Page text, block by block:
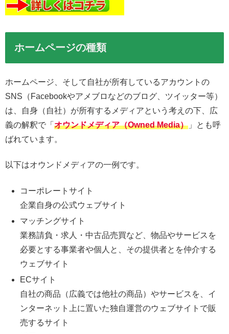
ホームページの種類
ホームページ、そして自社が所有しているアカウントの
SNS（Facebookやアメブロなどのブログ、ツイッター等）
は、自身（自社）が所有するメディアという考えの下、広
義の解釈で「 オウンドメディア（Owned Media） 」とも呼
ばれています。
以下はオウンドメディアの一例です。
コーポレートサイト
企業自身の公式ウェブサイト
マッチングサイト
業務請負・求人・中古品売買など、物品やサービスを
必要とする事業者や個人と、その提供者とを仲介する
ウェブサイト
ECサイト
自社の商品（広義では他社の商品）やサービスを、イ
ンターネット上に置いた独自運営のウェブサイトで販
売するサイト